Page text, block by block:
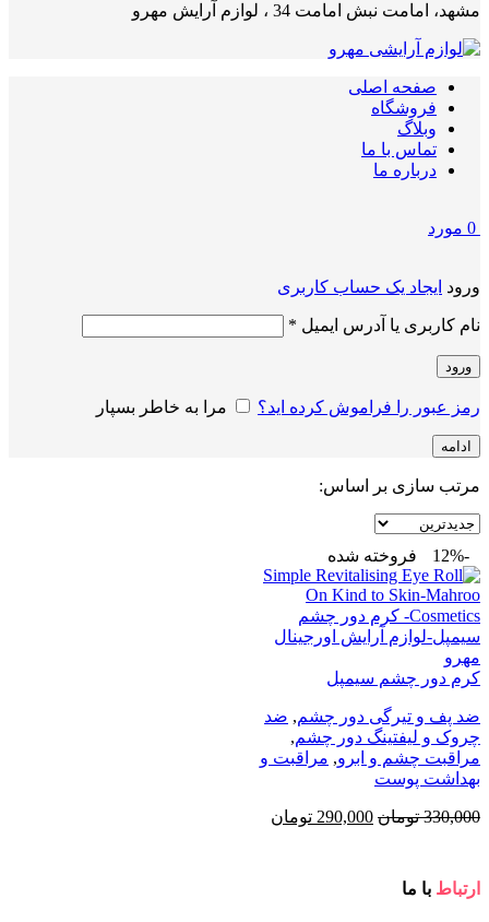
مشهد، امامت نبش امامت 34 ، لوازم آرایش مهرو
صفحه اصلی
فروشگاه
وبلاگ
تماس با ما
درباره ما
0 مورد
ورود ایجاد یک حساب کاربری
نام کاربری یا آدرس ایمیل *
ورود
رمز عبور را فراموش کرده اید؟ مرا به خاطر بسپار
ادامه
مرتب سازی بر اساس:
-12% فروخته شده
کرم دور چشم سیمپل
ضد پف و تیرگی دور چشم, ضد
چروک و لیفتینگ دور چشم,
مراقبت چشم و ابرو, مراقبت و
بهداشت پوست
330,000 تومان قیمت
290,000 تومان
ارتباط با ما